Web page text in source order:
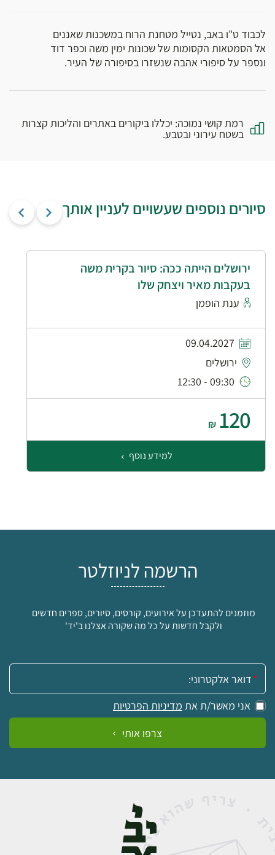
לכבוד ט"ו באב, נטייל מטחנת הרוח במשכנות שאננים
אל הסמטאות הקסומות של שכונות ימין משה וכפר דוד
ונספר על סיפורי אהבה שנשזרו בסיפורה של העיר.
רמת קושי נמוכה: יכללו ביקורים באתרים והליכות קצרות
בשטח עירוני ובטבע.
סיורים נוספים שעשויים לעניין אותך
ירושלים הייתה ככה: סיור בקרית משה
בעקבות מאיר ויצחק שלו
ענת הופמן
09.04.2027
ירושלים
09:30 - 12:30
120
₪
למידע נוסף
הרשמה לניוזלטר
מוזמנים להתעדכן על אירועים, קורסים, סיורים, ספרים חדשים
ולקבל חדשות על כל מה שקורה אצלנו ב'יד'
אימייל:
אני מאשר/ת את מדיניות הפרטיות
צרפו אותי